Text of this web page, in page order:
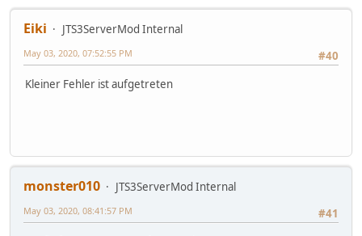
Eiki
JTS3ServerMod Internal
#40
May 03, 2020, 07:52:55 PM
Kleiner Fehler ist aufgetreten
monster010
JTS3ServerMod Internal
#41
May 03, 2020, 08:41:57 PM